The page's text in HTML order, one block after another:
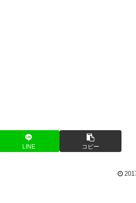
LINE コピー